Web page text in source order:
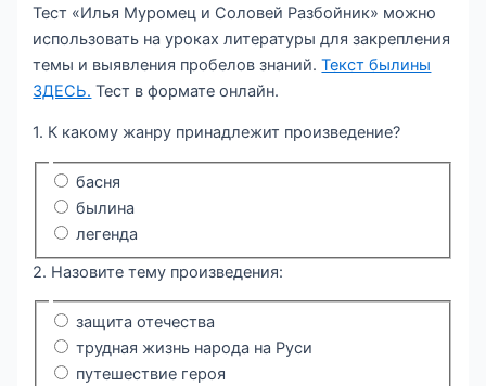
Тест «Илья Муромец и Соловей Разбойник» можно
использовать на уроках литературы для закрепления
темы и выявления пробелов знаний.Текст былины
ЗДЕСЬ. Тест в формате онлайн.
1. К какому жанру принадлежит произведение?
басня
былина
легенда
2. Назовите тему произведения:
защита отечества
трудная жизнь народа на Руси
путешествие героя